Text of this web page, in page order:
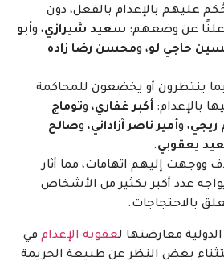
حُكم عليهم بالإعدام بالفعل، دون
علنًا عن وضعهم: سعيد شيرازي، وأبو
حاجي لو، ومحسن رضا زاده
ينتظرون أو يخضعون للمحاكمة
بالإعدام: أكبر غفاري، وتوماج
ريجي، وأمير ناصر آزاداني، وصالح
يعقوبي.
ووجهت إليهم اتهامات، مما أثار
عدد أكبر بكثير من الأشخاص
بالاحتجاجات.
معارضتها لعقوبة الإعدام في
بغض النظر عن طبيعة الجريمة